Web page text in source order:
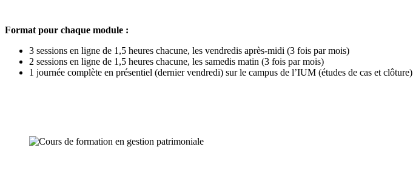
Format pour chaque module :
3 sessions en ligne de 1,5 heures chacune, les vendredis après-midi (3 fois par mois)
2 sessions en ligne de 1,5 heures chacune, les samedis matin (3 fois par mois)
1 journée complète en présentiel (dernier vendredi) sur le campus de l’IUM (études de cas et clôture)